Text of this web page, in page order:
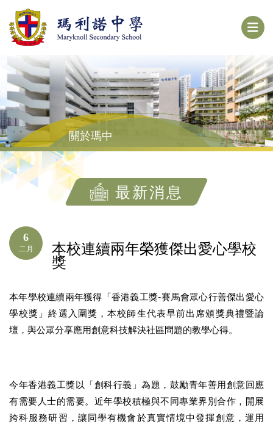
關於瑪中
最新消息
6
二月 本校連續兩年榮獲傑出愛心學校
獎
本年學校連續兩年獲得「香港義工獎-賽馬會眾心行善傑出愛心
學校獎」終選入圍獎，本校師生代表早前出席頒獎典禮暨論
壇，與公眾分享應用創意科技解決社區問題的教學心得。
今年香港義工獎以「創科行義」為題，鼓勵青年善用創意回應
有需要人士的需要。近年學校積極與不同專業界別合作，開展
跨科服務研習，讓同學有機會於真實情境中發揮創意，運用